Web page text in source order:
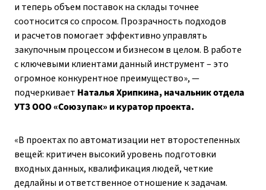
и теперь объем поставок на склады точнее
соотносится со спросом. Прозрачность подходов
и расчетов помогает эффективно управлять
закупочным процессом и бизнесом в целом. В работе
с ключевыми клиентами данный инструмент – это
огромное конкурентное преимущество», —
подчеркивает Наталья Хрипкина, начальник отдела
УТЗ ООО «Союзупак» и куратор проекта.
«В проектах по автоматизации нет второстепенных
вещей: критичен высокий уровень подготовки
входных данных, квалификация людей, четкие
дедлайны и ответственное отношение к задачам.